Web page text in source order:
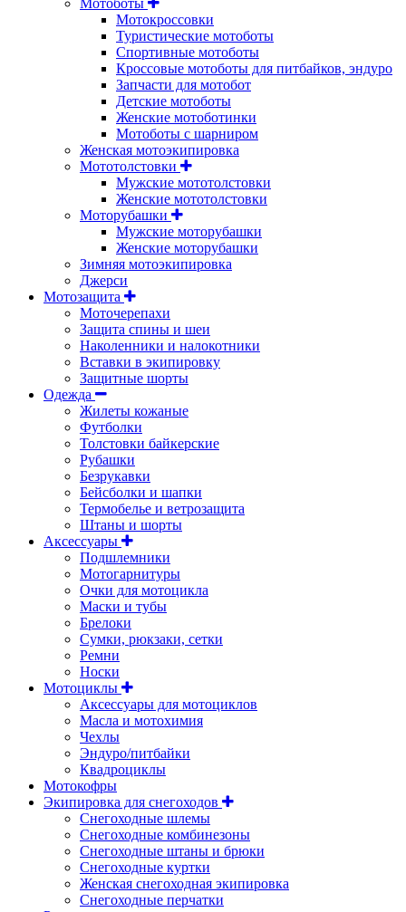
Мотоботы
Мотокроссовки
Туристические мотоботы
Спортивные мотоботы
Кроссовые мотоботы для питбайков, эндуро
Запчасти для мотобот
Детские мотоботы
Женские мотоботинки
Мотоботы с шарниром
Женская мотоэкипировка
Мототолстовки
Мужские мототолстовки
Женские мототолстовки
Моторубашки
Мужские моторубашки
Женские моторубашки
Зимняя мотоэкипировка
Джерси
Мотозащита
Моточерепахи
Защита спины и шеи
Наколенники и налокотники
Вставки в экипировку
Защитные шорты
Одежда
Жилеты кожаные
Футболки
Толстовки байкерские
Рубашки
Безрукавки
Бейсболки и шапки
Термобелье и ветрозащита
Штаны и шорты
Аксессуары
Подшлемники
Мотогарнитуры
Очки для мотоцикла
Маски и тубы
Брелоки
Сумки, рюкзаки, сетки
Ремни
Носки
Мотоциклы
Аксессуары для мотоциклов
Масла и мотохимия
Чехлы
Эндуро/питбайки
Квадроциклы
Мотокофры
Экипировка для снегоходов
Снегоходные шлемы
Снегоходные комбинезоны
Снегоходные штаны и брюки
Снегоходные куртки
Женская снегоходная экипировка
Снегоходные перчатки